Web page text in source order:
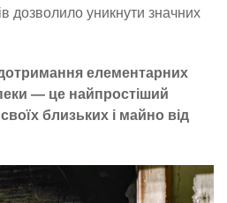
дозволило уникнути значних
елементарних
— це найпростіший
близьких і майно від